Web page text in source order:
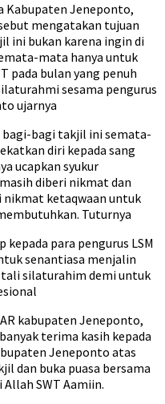
Kabupaten Jeneponto,
mengatakan tujuan
ini bukan karena ingin di
mata hanya untuk
pada bulan yang penuh
sesama pengurus
ujarnya
bagi takjil ini semata-
diri kepada sang
ucapkan syukur
diberi nikmat dan
nikmat ketaqwaan untuk
Tuturnya
para pengurus LSM
senantiasa menjalin
silaturahim demi untuk
kabupaten Jeneponto,
terima kasih kepada
Jeneponto atas
dan buka puasa bersama
SWT Aamiin.